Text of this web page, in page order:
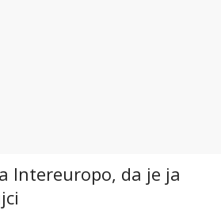
Intereuropo, da je ja